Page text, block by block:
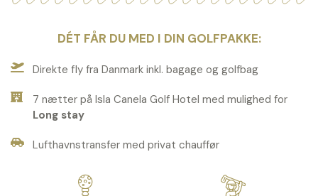
DÉT FÅR DU MED I DIN GOLFPAKKE:
Direkte fly fra Danmark inkl. bagage og golfbag
7 nætter på Isla Canela Golf Hotel med mulighed for
Long stay
Lufthavnstransfer med privat chauffør